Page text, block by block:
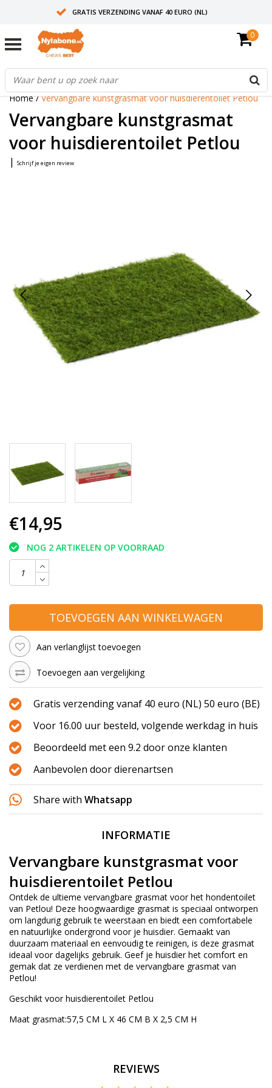
GRATIS VERZENDING VANAF 40 EURO (NL)
0
Home/Vervangbare kunstgrasmat voor huisdierentoilet Petlou
Vervangbare kunstgrasmat
voor huisdierentoilet Petlou
| Schrijf je eigen review
€14,95
NOG 2 ARTIKELEN OP VOORRAAD
TOEVOEGEN AAN WINKELWAGEN
Aan verlanglijst toevoegen
Toevoegen aan vergelijking
Gratis verzending vanaf 40 euro (NL) 50 euro (BE)
Voor 16.00 uur besteld, volgende werkdag in huis
Beoordeeld met een 9.2 door onze klanten
Aanbevolen door dierenartsen
Share with Whatsapp
INFORMATIE
Vervangbare kunstgrasmat voor
huisdierentoilet Petlou
Ontdek de ultieme vervangbare grasmat voor het hondentoilet
van Petlou! Deze hoogwaardige grasmat is speciaal ontworpen
om langdurig gebruik te weerstaan en biedt een comfortabele
en natuurlijke ondergrond voor je huisdier. Gemaakt van
duurzaam materiaal en eenvoudig te reinigen, is deze grasmat
ideaal voor dagelijks gebruik. Geef je huisdier het comfort en
gemak dat ze verdienen met de vervangbare grasmat van
Petlou!
Geschikt voor huisdierentoilet Petlou
Maat grasmat:57,5 CM L X 46 CM B X 2,5 CM H
REVIEWS